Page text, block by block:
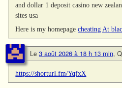
and dollar 1 deposit casino new
sites usa
Here is my homepagecheating At
Le 3 août 2026 à 18 h 13 min,
https://shorturl.fm/YqfxX